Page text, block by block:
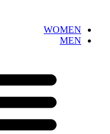
WOMEN
MEN